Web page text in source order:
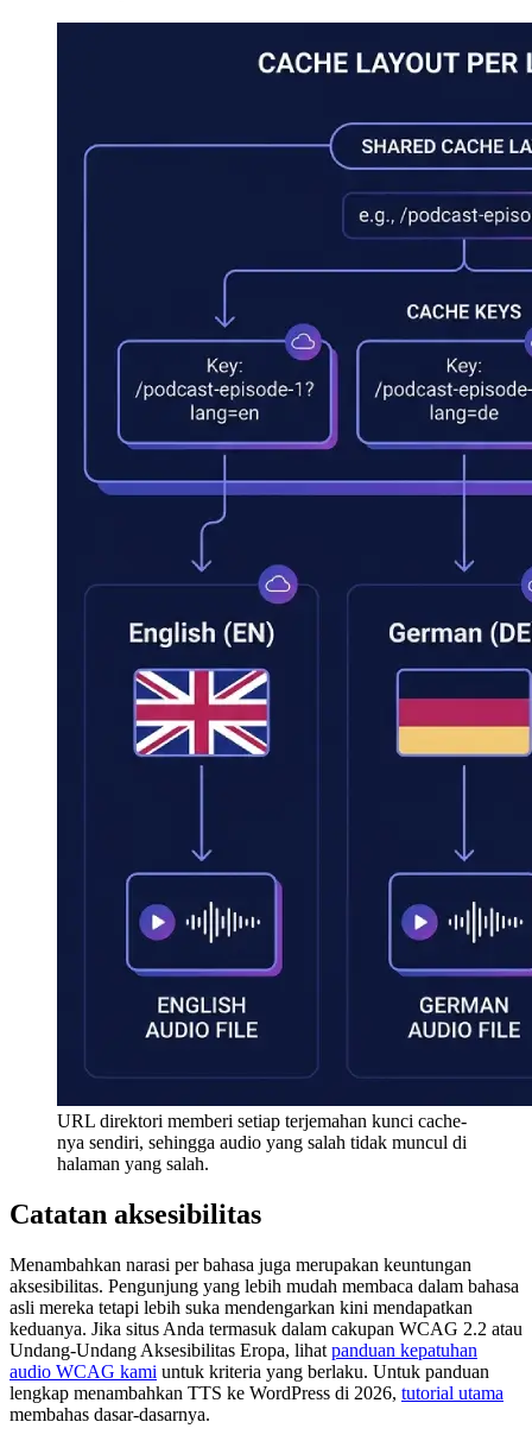
URL direktori memberi setiap terjemahan kunci cache-
nya sendiri, sehingga audio yang salah tidak muncul di
halaman yang salah.
Catatan aksesibilitas
Menambahkan narasi per bahasa juga merupakan keuntungan
aksesibilitas. Pengunjung yang lebih mudah membaca dalam bahasa
asli mereka tetapi lebih suka mendengarkan kini mendapatkan
keduanya. Jika situs Anda termasuk dalam cakupan WCAG 2.2 atau
Undang-Undang Aksesibilitas Eropa, lihat panduan kepatuhan
audio WCAG kami untuk kriteria yang berlaku. Untuk panduan
lengkap menambahkan TTS ke WordPress di 2026, tutorial utama
membahas dasar-dasarnya.